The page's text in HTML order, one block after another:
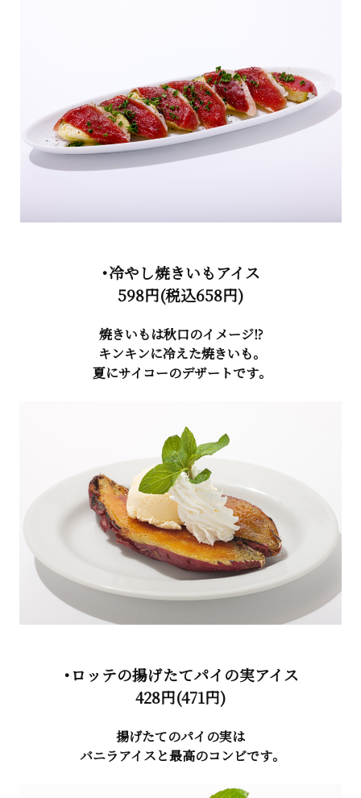
・冷やし焼きいもアイス
598円(税込658円)
焼きいもは秋口のイメージ⁉
キンキンに冷えた焼きいも。
夏にサイコーのデザートです。
・ロッテの揚げたてパイの実アイス
428円(471円)
揚げたてのパイの実は
バニラアイスと最高のコンビです。